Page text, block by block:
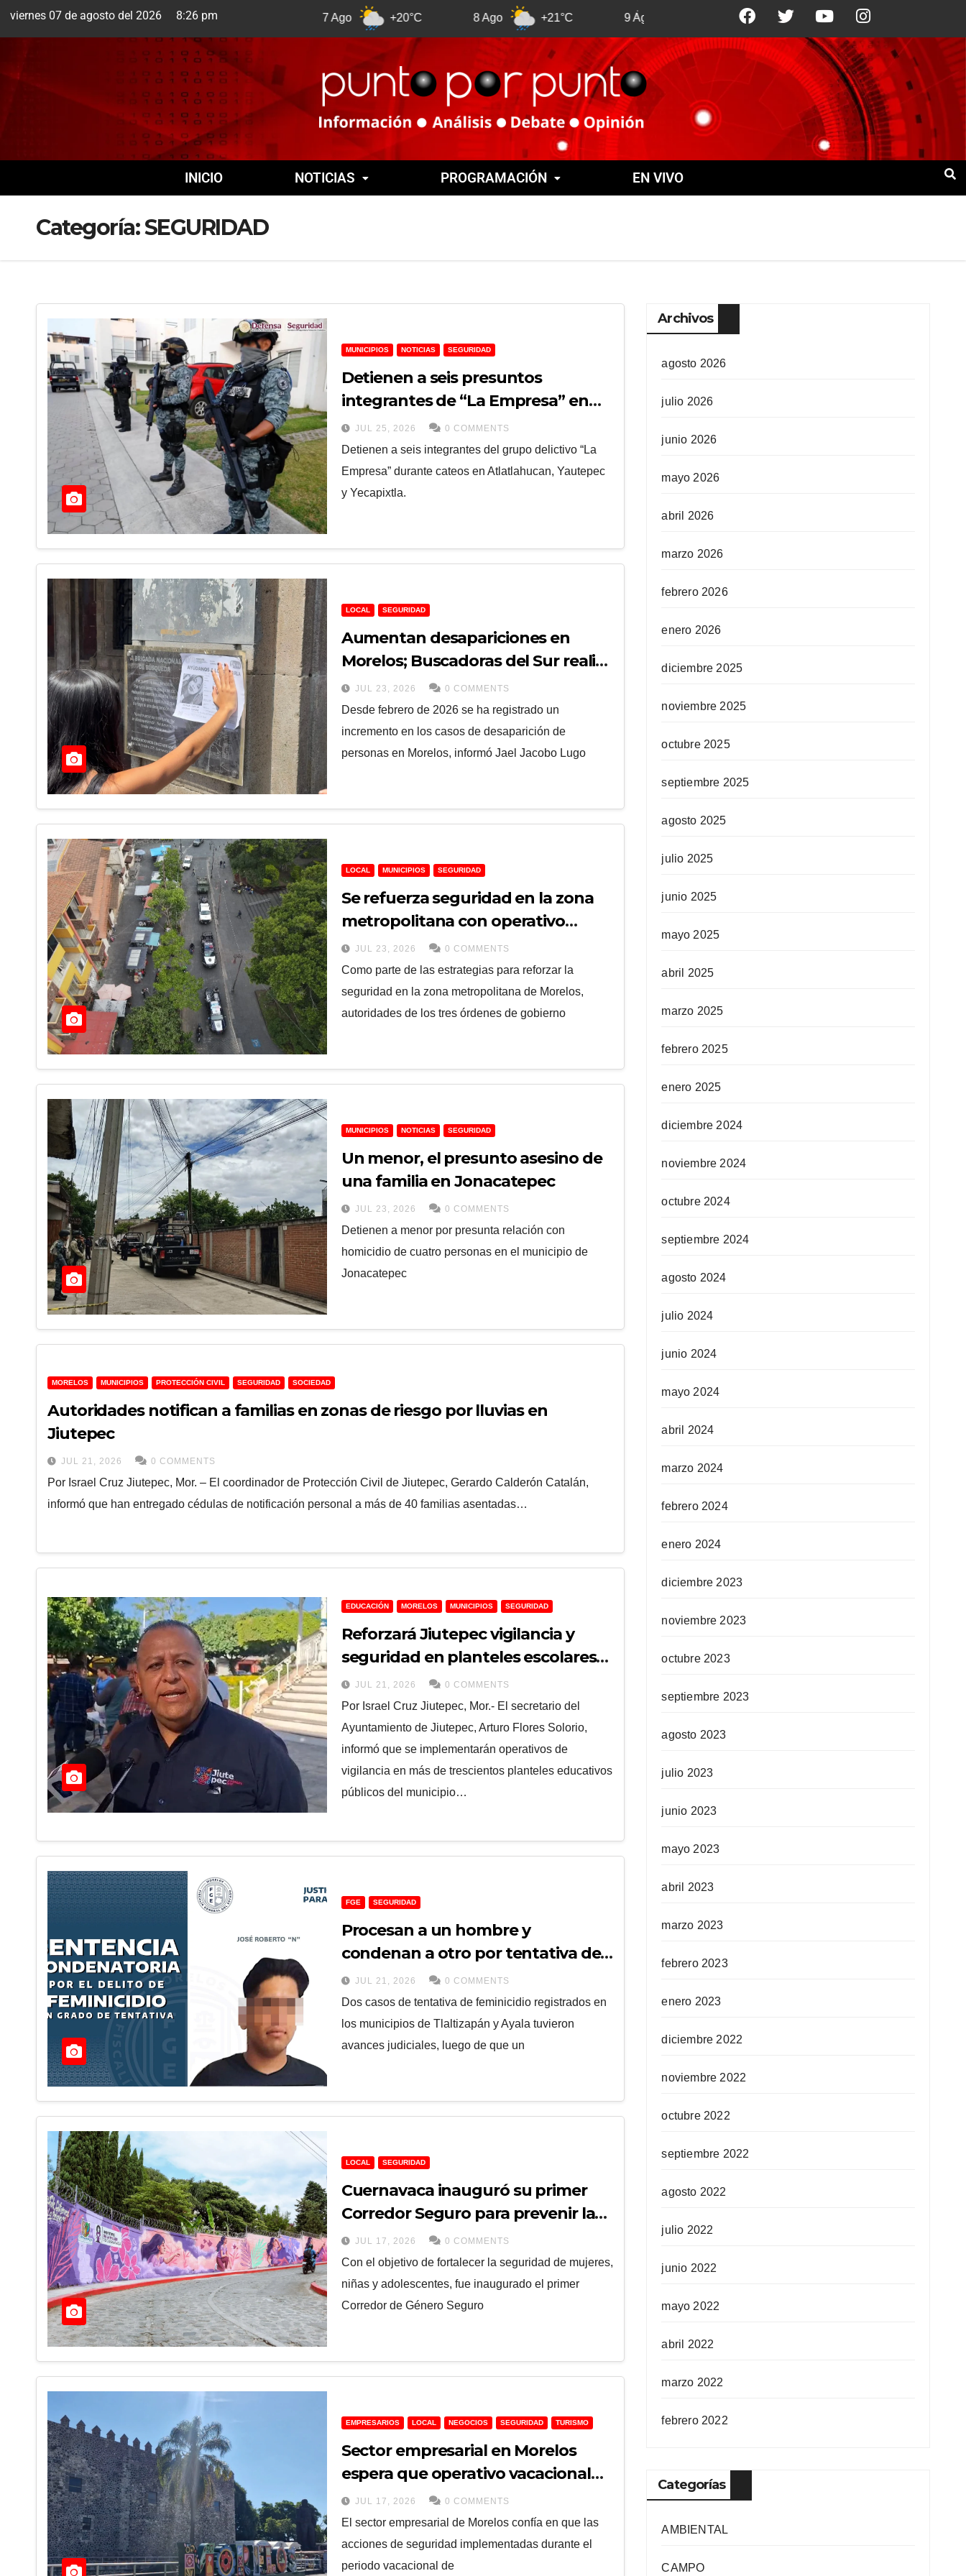
viernes 07 de agosto del 2026 8:26 pm
Cuernavaca +20°C 8 Ago +21°C 9 Ago +21°C 10 Ago +21°C 11 Ago
INICIO NOTICIAS PROGRAMACIÓN EN VIVO
Categoría:SEGURIDAD
MUNICIPIOS NOTICIAS SEGURIDAD
Detienen a seis presuntos
integrantes de “La Empresa” en
operativo contra la extorsión en
Morelos
JUL 25, 2026 0 COMMENTS
Detienen a seis integrantes del grupo delictivo “La
Empresa” durante cateos en Atlatlahucan, Yautepec
y Yecapixtla.
LOCAL SEGURIDAD
Aumentan desapariciones en
Morelos; Buscadoras del Sur realiza
jornada para visibilizar casos
JUL 23, 2026 0 COMMENTS
Desde febrero de 2026 se ha registrado un
incremento en los casos de desaparición de
personas en Morelos, informó Jael Jacobo Lugo
LOCAL MUNICIPIOS SEGURIDAD
Se refuerza seguridad en la zona
metropolitana con operativo
“Presencia Máxima”
JUL 23, 2026 0 COMMENTS
Como parte de las estrategias para reforzar la
seguridad en la zona metropolitana de Morelos,
autoridades de los tres órdenes de gobierno
MUNICIPIOS NOTICIAS SEGURIDAD
Un menor, el presunto asesino de
una familia en Jonacatepec
JUL 23, 2026 0 COMMENTS
Detienen a menor por presunta relación con
homicidio de cuatro personas en el municipio de
Jonacatepec
MORELOS MUNICIPIOS PROTECCIÓN CIVIL SEGURIDAD SOCIEDAD
Autoridades notifican a familias en zonas de riesgo por lluvias en
Jiutepec
JUL 21, 2026 0 COMMENTS
Por Israel Cruz ​Jiutepec, Mor. – El coordinador de Protección Civil de Jiutepec, Gerardo Calderón Catalán,
informó que han entregado cédulas de notificación personal a más de 40 familias asentadas…
EDUCACIÓN MORELOS MUNICIPIOS SEGURIDAD
Reforzará Jiutepec vigilancia y
seguridad en planteles escolares
durante periodo vacacional​
JUL 21, 2026 0 COMMENTS
Por Israel Cruz ​Jiutepec, Mor.- El secretario del
Ayuntamiento de Jiutepec, Arturo Flores Solorio,
informó que se implementarán operativos de
vigilancia en más de trescientos planteles educativos
públicos del municipio…
FGE SEGURIDAD
Procesan a un hombre y
condenan a otro por tentativa de
feminicidio en Morelos
JUL 21, 2026 0 COMMENTS
Dos casos de tentativa de feminicidio registrados en
los municipios de Tlaltizapán y Ayala tuvieron
avances judiciales, luego de que un
LOCAL SEGURIDAD
Cuernavaca inauguró su primer
Corredor Seguro para prevenir la
violencia de género
JUL 17, 2026 0 COMMENTS
Con el objetivo de fortalecer la seguridad de mujeres,
niñas y adolescentes, fue inaugurado el primer
Corredor de Género Seguro
EMPRESARIOS LOCAL NEGOCIOS SEGURIDAD TURISMO
Sector empresarial en Morelos
espera que operativo vacacional
impulse turismo y derrama
económica
JUL 17, 2026 0 COMMENTS
El sector empresarial de Morelos confía en que las
acciones de seguridad implementadas durante el
periodo vacacional de
Archivos
agosto 2026
julio 2026
junio 2026
mayo 2026
abril 2026
marzo 2026
febrero 2026
enero 2026
diciembre 2025
noviembre 2025
octubre 2025
septiembre 2025
agosto 2025
julio 2025
junio 2025
mayo 2025
abril 2025
marzo 2025
febrero 2025
enero 2025
diciembre 2024
noviembre 2024
octubre 2024
septiembre 2024
agosto 2024
julio 2024
junio 2024
mayo 2024
abril 2024
marzo 2024
febrero 2024
enero 2024
diciembre 2023
noviembre 2023
octubre 2023
septiembre 2023
agosto 2023
julio 2023
junio 2023
mayo 2023
abril 2023
marzo 2023
febrero 2023
enero 2023
diciembre 2022
noviembre 2022
octubre 2022
septiembre 2022
agosto 2022
julio 2022
junio 2022
mayo 2022
abril 2022
marzo 2022
febrero 2022
Categorías
AMBIENTAL
CAMPO